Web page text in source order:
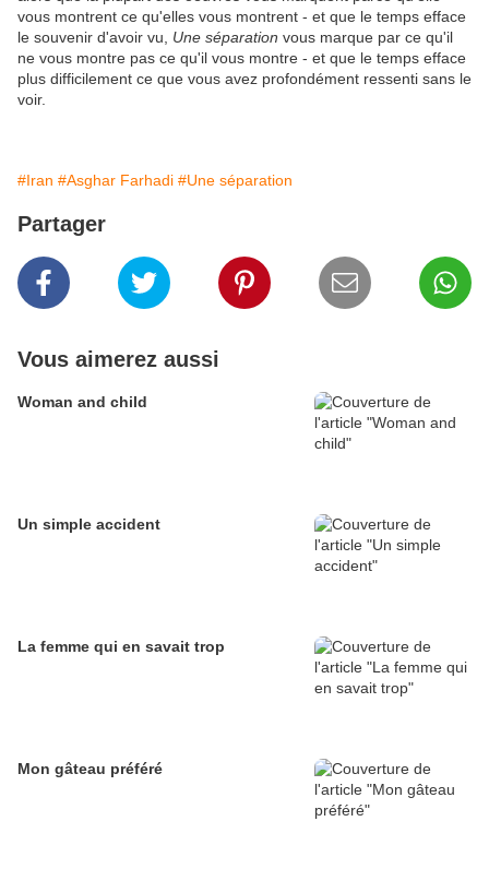
vous montrent ce qu'elles vous montrent - et que le temps efface
le souvenir d'avoir vu, Une séparation vous marque par ce qu'il
ne vous montre pas ce qu'il vous montre - et que le temps efface
plus difficilement ce que vous avez profondément ressenti sans le
voir.
#Iran #Asghar Farhadi #Une séparation
Partager
Vous aimerez aussi
Woman and child
Un simple accident
La femme qui en savait trop
Mon gâteau préféré